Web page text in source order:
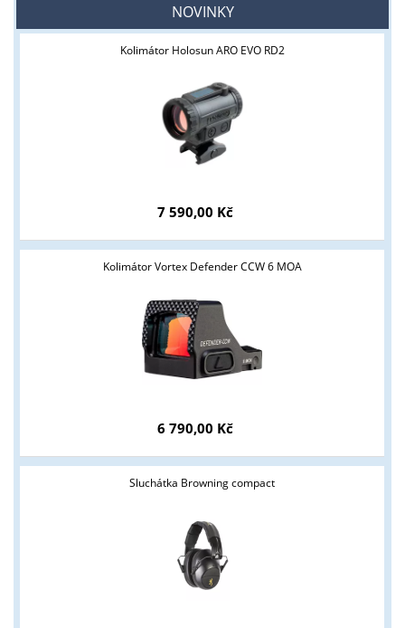
NOVINKY
Kolimátor Holosun ARO EVO RD2
7 590,00 Kč
Kolimátor Vortex Defender CCW 6 MOA
6 790,00 Kč
Sluchátka Browning compact